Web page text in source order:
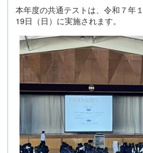
本年度の共通テストは、令和７年
19日（日）に実施されます。